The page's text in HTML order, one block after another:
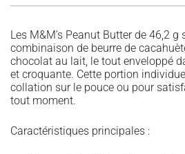
Les M&M’s Peanut Butter de 46,2
combinaison de beurre de
chocolat au lait, le tout enveloppé
et croquante. Cette portion
collation sur le pouce ou pour
tout moment.
Caractéristiques principales :